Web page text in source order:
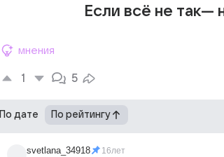
Если всё не так---
мнения
1 5
По дате По рейтингу
svetlana_34918 16лет